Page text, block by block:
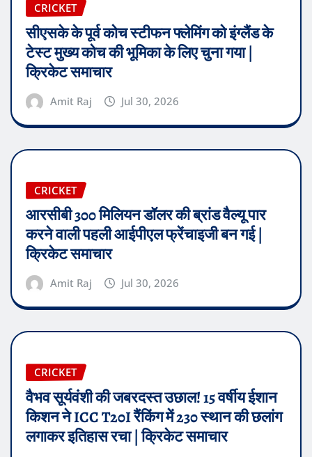
CRICKET
सीएसके के पूर्व कोच स्टीफन फ्लेमिंग को इंग्लैंड के
टेस्ट मुख्य कोच की भूमिका के लिए चुना गया |
क्रिकेट समाचार
Amit Raj Jul 30, 2026
CRICKET
आरसीबी 300 मिलियन डॉलर की ब्रांड वैल्यू पार
करने वाली पहली आईपीएल फ्रेंचाइजी बन गई |
क्रिकेट समाचार
Amit Raj Jul 30, 2026
CRICKET
वैभव सूर्यवंशी की जबरदस्त उछाल! 15 वर्षीय ईशान
किशन ने ICC T20I रैंकिंग में 230 स्थान की छलांग
लगाकर इतिहास रचा | क्रिकेट समाचार